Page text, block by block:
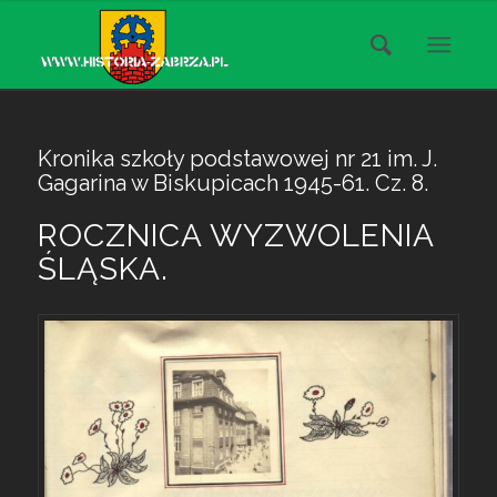
Kronika szkoły podstawowej nr 21 im. J.
Gagarina w Biskupicach 1945-61. Cz. 8.
ROCZNICA WYZWOLENIA
ŚLĄSKA.